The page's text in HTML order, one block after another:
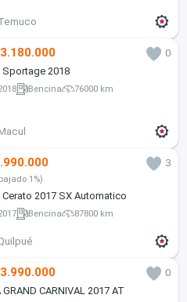
0
Sportage 2018
Bencina 76000 km
3
1%)
Cerato 2017 SX Automatico
Bencina 87800 km
0
GRAND CARNIVAL 2017 AT